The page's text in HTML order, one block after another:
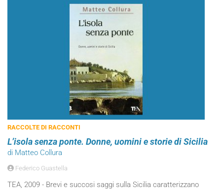
RACCOLTE DI RACCONTI
L’isola senza ponte. Donne, uomini e storie di Sicilia
di Matteo Collura
Federico Guastella
TEA, 2009 - Brevi e succosi saggi sulla Sicilia caratterizzano